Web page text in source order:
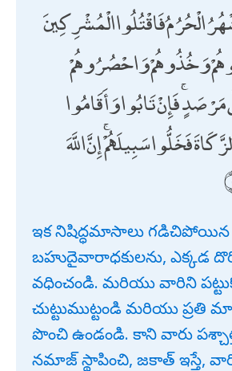
الْحُرُمُ فَاقْتُلُوا الْمُشْرِكِينَ
وَخُذُوهُمْ وَاحْصُرُوهُمْ
فَإِنْ تَابُوا وَأَقَامُوا
فَخَلُّوا سَبِيلَهُمْ ۚ إِنَّ اللَّهَ
ఇక నిషిద్ధమాసాలు
బహుదైవారాధకులను, ఎక్కడ
వధించండి. మరియు వారిని
చుట్టుముట్టండి మరియు ప్రతి
పొంచి ఉండండి. కాని వారు
నమాజ్ స్థాపించి, జకాత్ ఇస్తే,